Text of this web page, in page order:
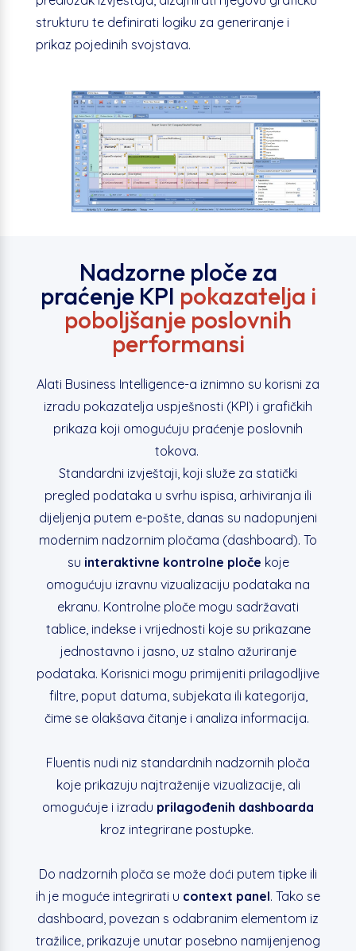
strukturu te definirati logiku za generiranje i
prikaz pojedinih svojstava.
Nadzorne ploče za
praćenje KPI pokazatelja i
poboljšanje poslovnih
performansi
Alati Business Intelligence-a iznimno su korisni za
izradu pokazatelja uspješnosti (KPI) i grafičkih
prikaza koji omogućuju praćenje poslovnih
tokova.
Standardni izvještaji, koji služe za statički
pregled podataka u svrhu ispisa, arhiviranja ili
dijeljenja putem e-pošte, danas su nadopunjeni
modernim nadzornim pločama (dashboard). To
su interaktivne kontrolne ploče koje
omogućuju izravnu vizualizaciju podataka na
ekranu. Kontrolne ploče mogu sadržavati
tablice, indekse i vrijednosti koje su prikazane
jednostavno i jasno, uz stalno ažuriranje
podataka. Korisnici mogu primijeniti prilagodljive
filtre, poput datuma, subjekata ili kategorija,
čime se olakšava čitanje i analiza informacija.
Fluentis nudi niz standardnih nadzornih ploča
koje prikazuju najtraženije vizualizacije, ali
omogućuje i izradu prilagođenih dashboarda
kroz integrirane postupke.
Do nadzornih ploča se može doći putem tipke ili
ih je moguće integrirati u context panel. Tako se
dashboard, povezan s odabranim elementom iz
tražilice, prikazuje unutar posebno namijenjenog